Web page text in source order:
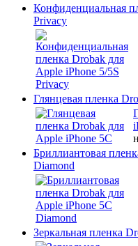
Конфиденциальная
Privacy
Глянцевая пленка
Бриллиантовая
Diamond
Зеркальная пленка